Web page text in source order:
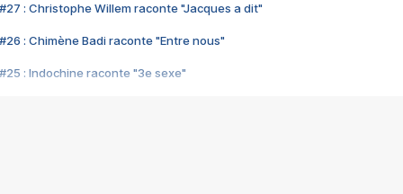
#27 : Christophe Willem raconte "Jacques a dit"
#26 : Chimène Badi raconte "Entre nous"
#25 : Indochine raconte "3e sexe"